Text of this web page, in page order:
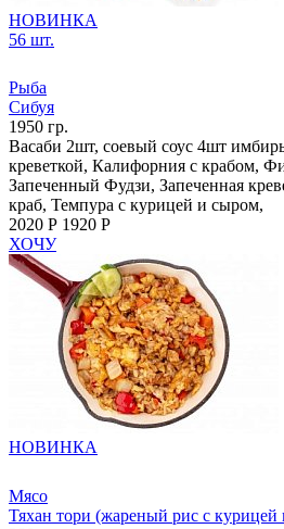
НОВИНКА
56 шт.
Рыба
Сибуя
1950 гр.
Васаби 2шт, соевый соус 4шт
креветкой, Калифорния с крабом,
Запеченный Фудзи, Запеченная
краб, Темпура с курицей и сыром,
2020 Р 1920 Р
ХОЧУ
НОВИНКА
Мясо
Тяхан тори (жареный рис с курицей